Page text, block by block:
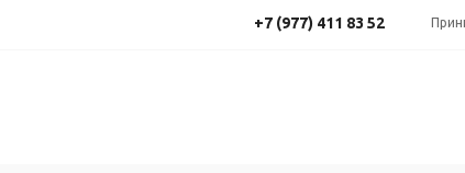
+7 (977) 411 83 52